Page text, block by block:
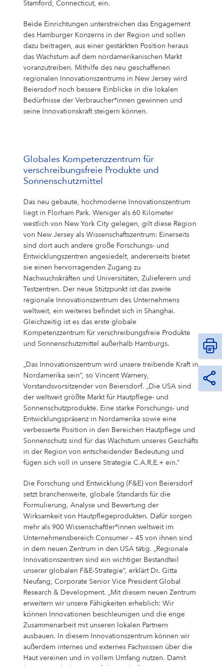
Stamford, Connecticut, ein.
Beide Einrichtungen unterstreichen das Engagement
des Hamburger Konzerns in der Region und sollen
dazu beitragen, aus einer gestärkten Position heraus
das Wachstum auf dem nordamerikanischen Markt
voranzutreiben. Mithilfe des neu geschaffenen
regionalen Innovationszentrums in New Jersey wird
Beiersdorf noch bessere Einblicke in die lokalen
Bedürfnisse der Verbraucher*innen gewinnen und
seine Innovationskraft steigern können.
Globales Kompetenzzentrum für
verschreibungsfreie Produkte und
Sonnenschutzmittel
Das neu gebaute, hochmoderne Innovationszentrum
liegt in Florham Park. Weniger als 60 Kilometer
westlich von New York City gelegen, gilt diese Region
von New Jersey als Wissenschaftszentrum: Einerseits
sind dort auch andere große Forschungs- und
Entwicklungszentren angesiedelt, andererseits bietet
sie einen hervorragenden Zugang zu
Nachwuchskräften und Universitäten, Zulieferern und
Testzentren. Der neue Stützpunkt ist das zweite
regionale Innovationszentrum des Unternehmens
weltweit, ein weiteres befindet sich in Shanghai.
Gleichzeitig ist es das erste globale
Kompetenzzentrum für verschreibungsfreie Produkte
und Sonnenschutzmittel außerhalb Hamburgs.
„Das Innovationszentrum wird unsere treibende Kraft in
Nordamerika sein“, so Vincent Warnery,
Vorstandsvorsitzender von Beiersdorf. „Die USA sind
der weltweit größte Markt für Hautpflege- und
Sonnenschutzprodukte. Eine starke Forschungs- und
Entwicklungspräsenz in Nordamerika sowie eine
verbesserte Position in den Bereichen Hautpflege und
Sonnenschutz sind für das Wachstum unseres Geschäfts
in der Region von entscheidender Bedeutung und
fügen sich voll in unsere Strategie C.A.R.E.+ ein.“
Die Forschung und Entwicklung (F&E) von Beiersdorf
setzt branchenweite, globale Standards für die
Formulierung, Analyse und Bewertung der
Wirksamkeit von Hautpflegeprodukten. Dafür sorgen
mehr als 900 Wissenschaftler*innen weltweit im
Unternehmensbereich Consumer – 45 von ihnen sind
in dem neuen Zentrum in den USA tätig. „Regionale
Innovationszentren sind ein wichtiger Bestandteil
unserer globalen F&E-Strategie“, erklärt Dr. Gitta
Neufang, Corporate Senior Vice President Global
Research & Development. „Mit diesem neuen Zentrum
erweitern wir unsere Fähigkeiten erheblich: Wir
können Innovationen beschleunigen und die enge
Zusammenarbeit mit unseren lokalen Partnern
ausbauen. In diesem Innovationszentrum können wir
außerdem internes und externes Fachwissen über die
Haut vereinen und in vollem Umfang nutzen. Damit